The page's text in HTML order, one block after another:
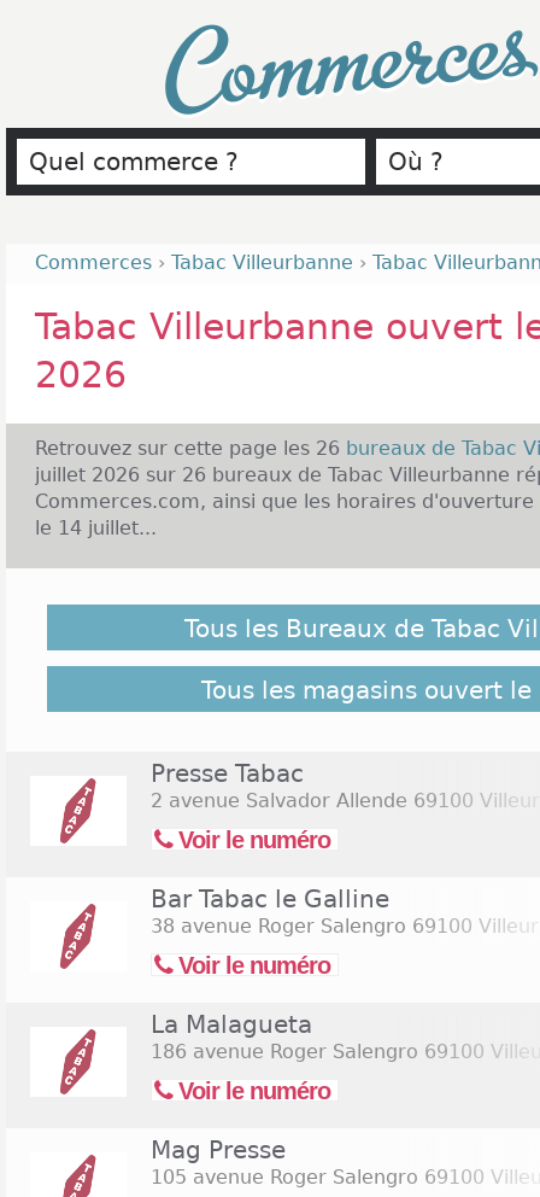
Commerces › Tabac Villeurbanne › Tabac
Tabac Villeurbanne ouvert
2026
Retrouvez sur cette page les 26 bureaux de Tabac
juillet 2026 sur 26 bureaux de Tabac Villeurbanne
Commerces.com, ainsi que les horaires d'ouverture
le 14 juillet...
ouverts le 14 juillet 2026 ne soient pas répertoriés
pour retrouver l'ensemble des Tabac Villeurbanne
Commerces.com :26 bureaux de Tabac
Tous les Bureaux de Tabac
Tous les magasins ouvert
Presse Tabac
2 avenue Salvador Allende 69100
Voir le numéro
Bar Tabac le Galline
38 avenue Roger Salengro 69100
Voir le numéro
La Malagueta
186 avenue Roger Salengro 69100
Voir le numéro
Mag Presse
105 avenue Roger Salengro 69100